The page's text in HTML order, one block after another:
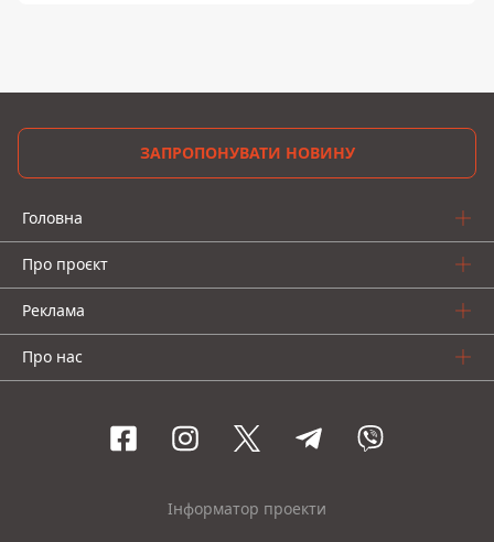
ЗАПРОПОНУВАТИ НОВИНУ
Головна
Про проєкт
Реклама
Про нас
Інформатор проекти